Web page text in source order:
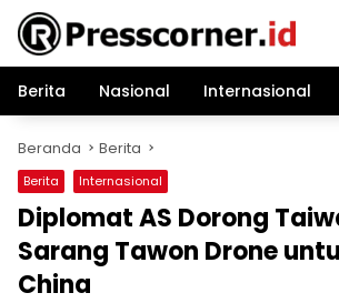
Langsung
konten
Berita
Nasional Internasional
Beranda Berita
Berita Internasional
Diplomat AS Dorong
Sarang Tawon Drone
China